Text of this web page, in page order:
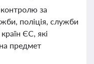
контролю за
поліція, служби
ЄС, які
предмет